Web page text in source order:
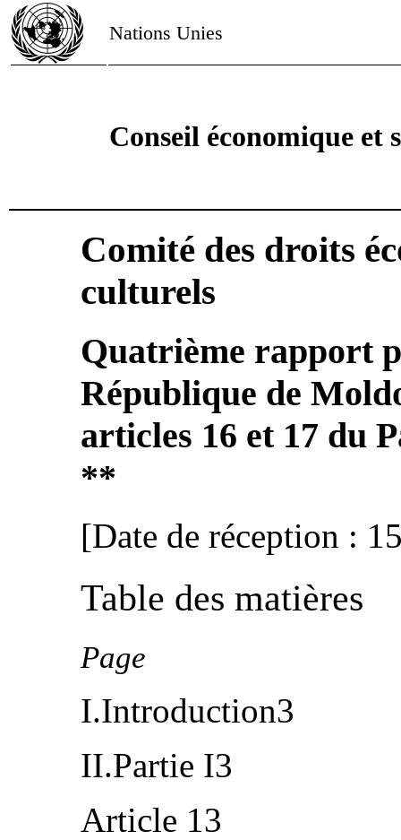
Nations Unies
Conseil économique et
Comité des droits
culturels
Quatrième rapport
République de
articles 16 et 17 du
**
[Date de réception :
Table des matières
Page
I.Introduction3
II.Partie I3
Article 13